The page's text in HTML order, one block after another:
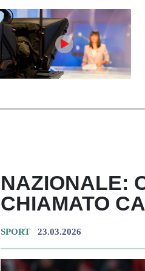
NAZIONALE:
CHIAMATO
SPORT 23.03.2026